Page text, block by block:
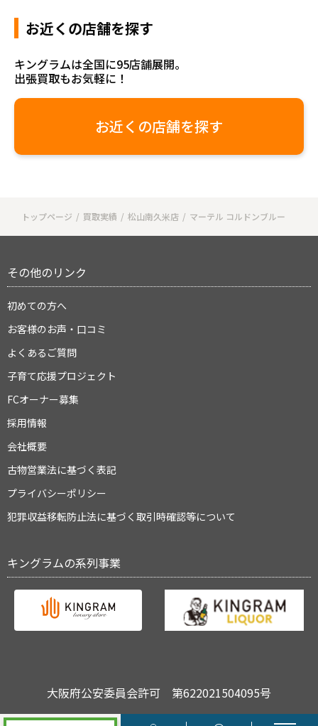
お近くの店舗を探す
キングラムは全国に95店舗展開。
出張買取もお気軽に！
お近くの店舗を探す
トップページ 買取実績 松山南久米店 マーテル コルドンブルー
その他のリンク
初めての方へ
お客様のお声・口コミ
よくあるご質問
子育て応援プロジェクト
FCオーナー募集
採用情報
会社概要
古物営業法に基づく表記
プライバシーポリシー
犯罪収益移転防止法に基づく取引時確認等について
キングラムの系列事業
大阪府公安委員会許可 第622021504095号
Copyright © キングラム All Rights Reserved.